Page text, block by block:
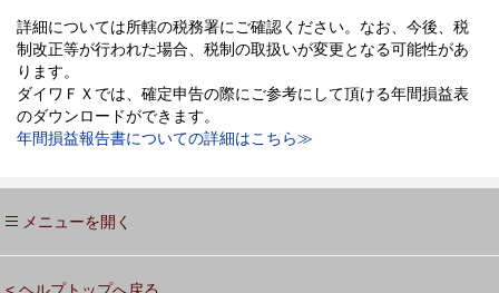
詳細については所轄の税務署にご確認ください。なお、今後、税
制改正等が行われた場合、税制の取扱いが変更となる可能性があ
ります。
ダイワＦＸでは、確定申告の際にご参考にして頂ける年間損益表
のダウンロードができます。
年間損益報告書についての詳細はこちら≫
メニューを開く